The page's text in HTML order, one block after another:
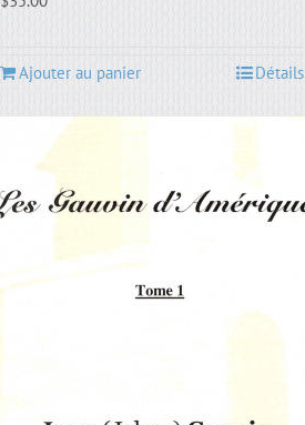
Ajouter au panier Détails